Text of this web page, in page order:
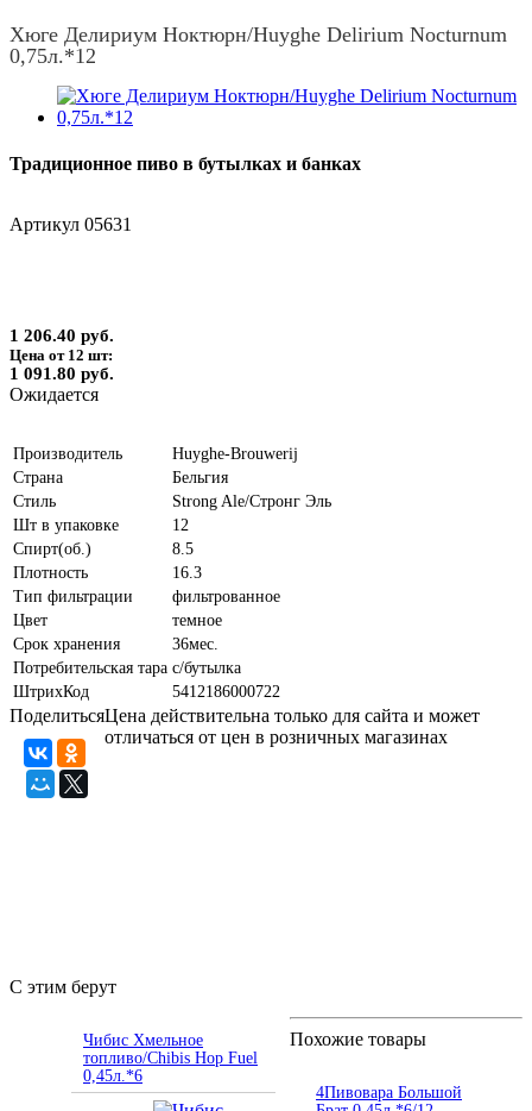
Хюге Делириум Ноктюрн/Huyghe Delirium Nocturnum
0,75л.*12
Традиционное пиво в бутылках и банках
Артикул 05631
1 206.40 руб.
Цена от 12 шт:
1 091.80 руб.
Ожидается
Производитель
Huyghe-Brouwerij
Страна
Бельгия
Стиль
Strong Ale/Стронг Эль
Шт в упаковке
12
Спирт(об.)
8.5
Плотность
16.3
Тип фильтрации
фильтрованное
Цвет
темное
Срок хранения
36мес.
Потребительская тара с/бутылка
ШтрихКод
5412186000722
ПоделитьсяЦена действительна только для сайта и может
отличаться от цен в розничных магазинах
С этим берут
Чибис Хмельное
топливо/Chibis Hop Fuel
0,45л.*6
Похожие товары
4Пивовара Большой